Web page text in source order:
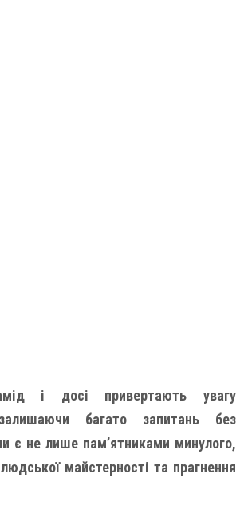
і досі привертають увагу
багато запитань без
є не лише пам’ятниками минулого,
майстерності та прагнення